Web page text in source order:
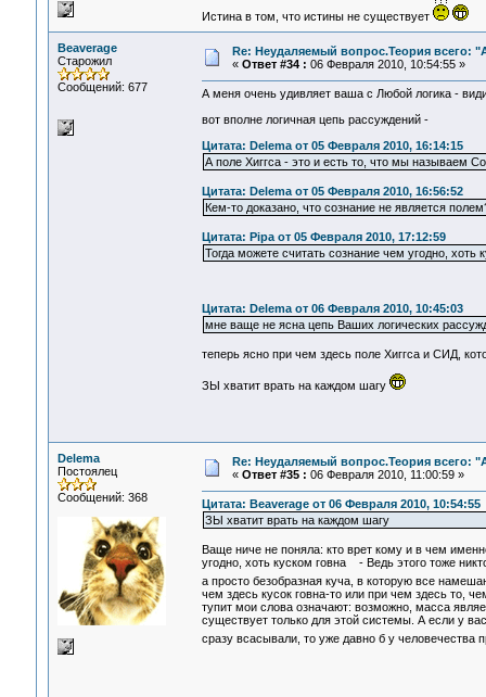
Истина в том, что истины не существует
Beaverage
Старожил
Сообщений: 677
Re: Неудаляемый вопрос.Теория всего:
« Ответ #34 : 06 Февраля 2010, 10:54:55 »
А меня очень удивляет ваша с Любой логика -
вот вполне логичная цепь рассуждений -
Цитата: Delema от 05 Февраля 2010, 16:14:15
А поле Хиггса - это и есть то, что мы называем
Цитата: Delema от 05 Февраля 2010, 16:56:52
Кем-то доказано, что сознание не является
Цитата: Pipa от 05 Февраля 2010, 17:12:59
Тогда можете считать сознание чем угодно,
Цитата: Delema от 06 Февраля 2010, 10:45:03
мне ваще не ясна цепь Ваших логических
теперь ясно при чем здесь поле Хиггса и СИД,
ЗЫ хватит врать на каждом шагу
Delema
Постоялец
Сообщений: 368
Re: Неудаляемый вопрос.Теория всего:
« Ответ #35 : 06 Февраля 2010, 11:00:59 »
Цитата: Beaverage от 06 Февраля 2010, 10:54:55
ЗЫ хватит врать на каждом шагу
Ваще ниче не поняла: кто врет кому и в чем
угодно, хоть куском говна - Ведь этого тоже
а просто безобразная куча, в которую все
чем здесь кусок говна-то или при чем здесь то,
тупит мои слова означают: возможно, масса
существует только для этой системы. А если у
сразу всасывали, то уже давно б у человечества